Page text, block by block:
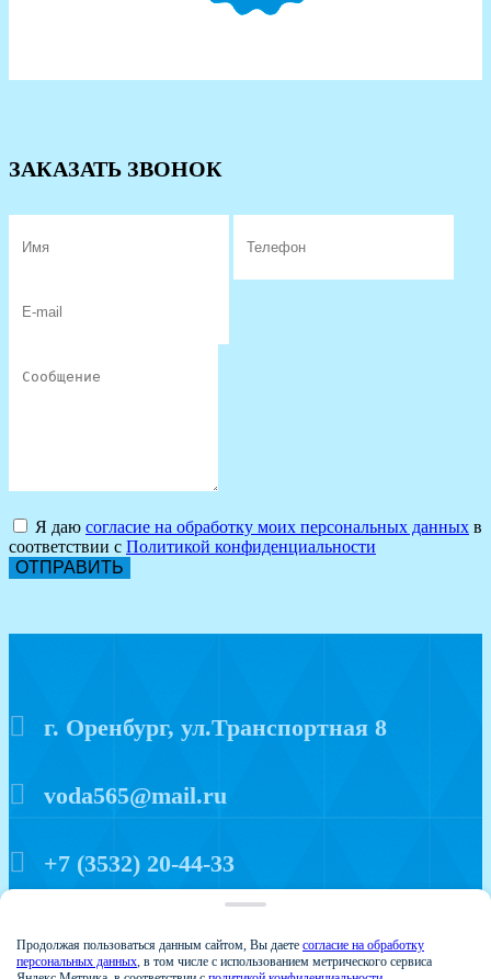
ЗАКАЗАТЬ ЗВОНОК
Я даю согласие на обработку моих персональных данных в
соответствии с Политикой конфиденциальности
ОТПРАВИТЬ
г. Оренбург, ул.Транспортная 8
voda565@mail.ru
+7 (3532) 20-44-33
Продолжая пользоваться данным сайтом, Вы даете согласие на обработку
персональных данных, в том числе с использованием метрического сервиса